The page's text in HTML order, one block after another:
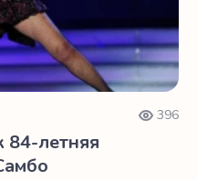
396
84-летняя